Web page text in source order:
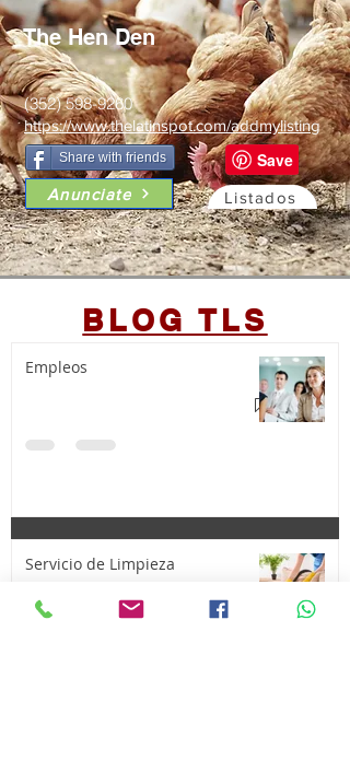
The Hen Den
(352) 598-9260
https://www.thelatinspot.com/addmylisting
Share with friends
Anunciate Listados
BLOG TLS
Empleos
Servicio de Limpieza